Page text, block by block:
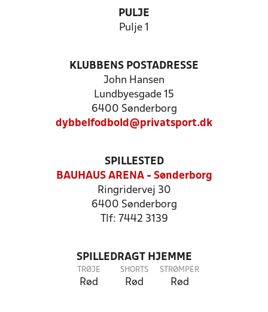
PULJE
Pulje 1
KLUBBENS POSTADRESSE
John Hansen
Lundbyesgade 15
6400 Sønderborg
dybbelfodbold@privatsport.dk
SPILLESTED
BAUHAUS ARENA - Sønderborg
Ringridervej 30
6400 Sønderborg
Tlf: 7442 3139
SPILLEDRAGT HJEMME
TRØJE
Rød
SHORTS
Rød
STRØMPER
Rød